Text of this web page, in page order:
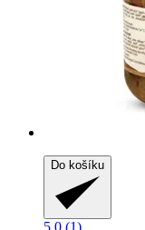
Do košíku
5.0 (1)